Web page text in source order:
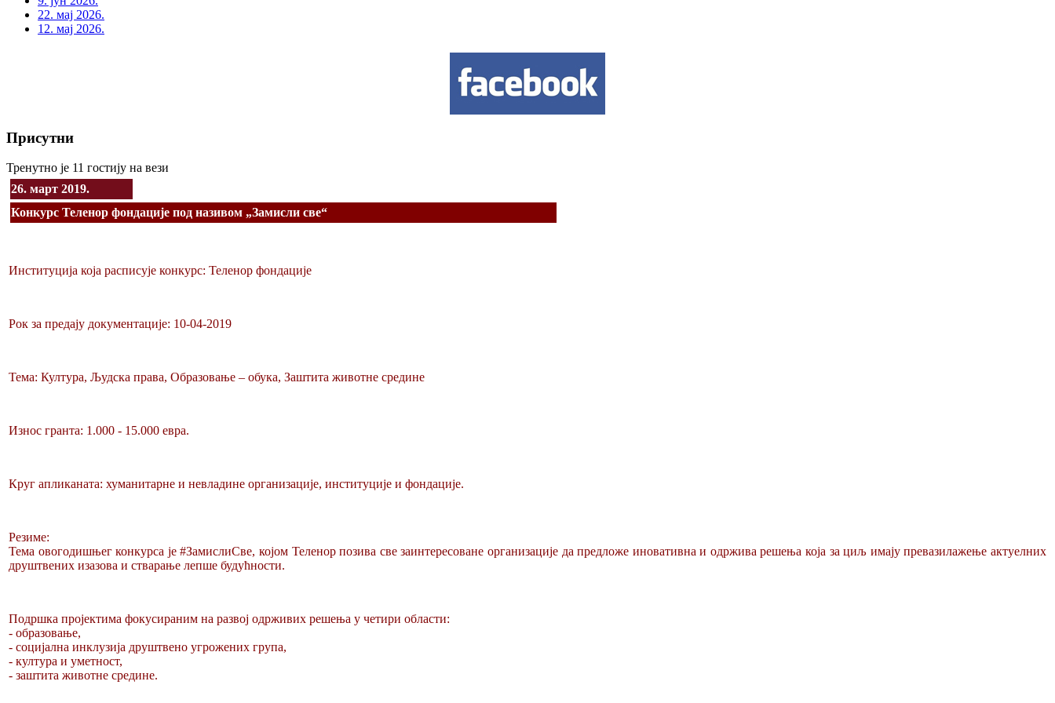
22. мај 2026.
12. мај 2026.
Присутни
Тренутно је 11 гостију на вези
26. март 2019.
Конкурс Теленор фондације под називом „Замисли све“
Институција која расписује конкурс: Теленор фондације
Рок за предају документације: 10-04-2019
Тема: Култура, Људска права, Образовање – обука, Заштита животне средине
Износ гранта: 1.000 - 15.000 евра.
Круг апликаната: хуманитарне и невладине организације, институције и фондације.
Резиме:
Тема овогодишњег конкурса је #ЗамислиСве, којом Теленор позива све заинтересоване организације да предложе иновативна и одржива решења која за циљ имају превазилажење актуелних
друштвених изазова и стварање лепше будућности.
Подршка пројектима фокусираним на развој одрживих решења у четири области:
- образовање,
- социјална инклузија друштвено угрожених група,
- култура и уметност,
- заштита животне средине.